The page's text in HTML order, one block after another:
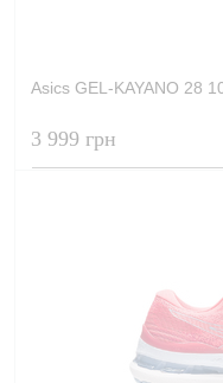
Asics GEL-KAYANO 28
3 999 грн